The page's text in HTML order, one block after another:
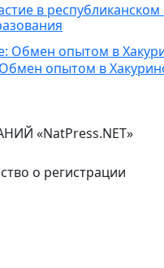
в республиканском
опытом в
«NatPress.NET»
о регистрации